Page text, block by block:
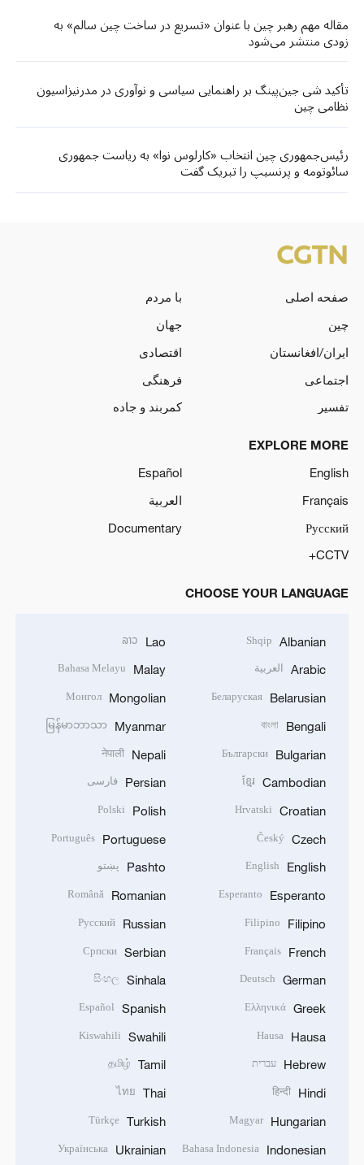
مقاله مهم رهبر چین با عنوان «تسریع در ساخت چین سالم» به
زودی منتشر می‌شود
تأکید شی جین‌پینگ بر راهنمایی سیاسی و نوآوری در مدرنیزاسیون
نظامی چین
رئیس‌جمهوری چین انتخاب «کارلوس نوا» به ریاست جمهوری
سائوتومه و پرنسیپ را تبریک گفت
صفحه اصلی
با مردم
چین
جهان
ایران/افغانستان
اقتصادی
اجتماعی
فرهنگی
تفسیر
کمربند و جاده
EXPLORE MORE
English
Español
Français
العربية
Русский
Documentary
CCTV+
CHOOSE YOUR LANGUAGE
Albanian
Shqip
Arabic العربية
Belarusian
Беларуская
Bengali
বাংলা
Bulgarian
Български
Cambodian
ខ្មែរ
Croatian
Hrvatski
Czech
Český
English
English
Esperanto
Esperanto
Filipino
Filipino
French
Français
German
Deutsch
Greek
Ελληνικά
Hausa
Hausa
Hebrew עברית
Hindi
हिन्दी
Hungarian
Magyar
Indonesian
Bahasa Indonesia
Lao
ລາວ
Malay
Bahasa Melayu
Mongolian
Монгол
Myanmar
မြန်မာဘာသာ
Nepali
नेपाली
Persian فارسی
Polish
Polski
Portuguese
Português
Pashto پښتو
Romanian
Română
Russian
Русский
Serbian
Српски
Sinhala
සිංහල
Spanish
Español
Swahili
Kiswahili
Tamil
தமிழ்
Thai
ไทย
Turkish
Türkçe
Ukrainian
Українська